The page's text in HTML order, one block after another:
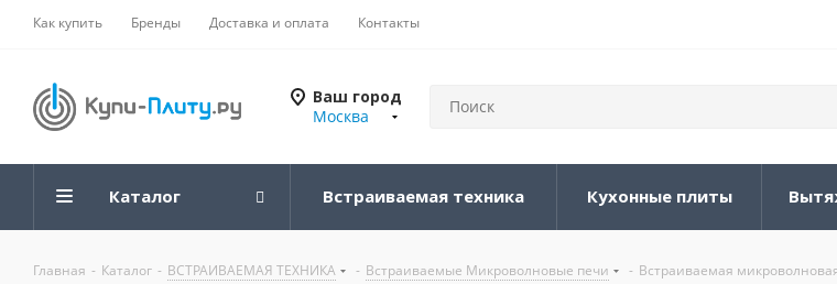
Как купить Бренды Доставка и оплата Контакты
Ваш город
Москва
Каталог Встраиваемая техника Кухонные плиты
Главная - Каталог - ВСТРАИВАЕМАЯ ТЕХНИКА - Встраиваемые Микроволновые печи - Встраиваемая